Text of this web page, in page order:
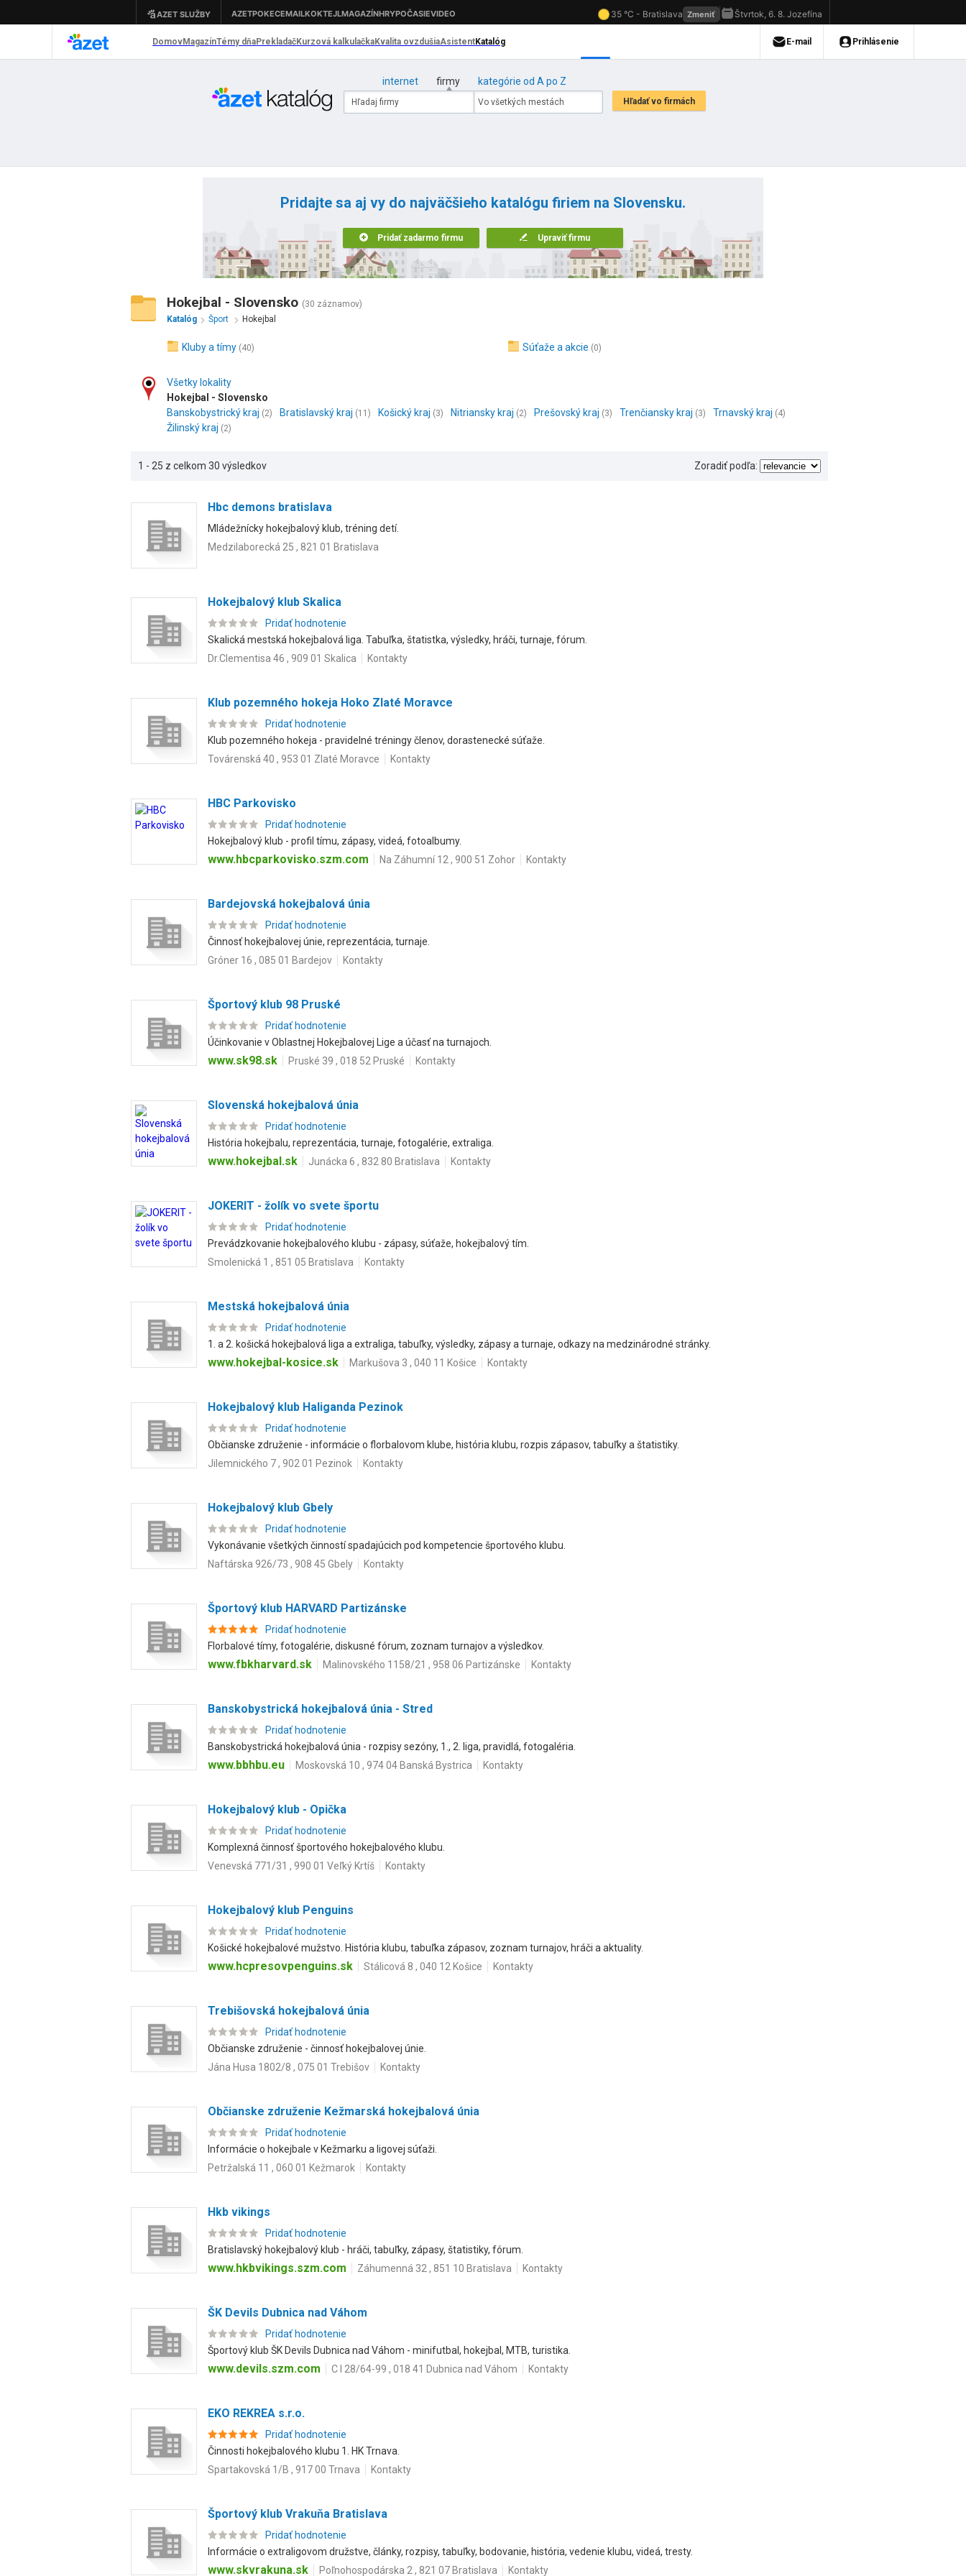
internet firmy kategórie od A po Z
Pridajte sa aj vy do najväčšieho katalógu firiem na Slovensku.
Pridať zadarmo firmu Upraviť firmu
Hokejbal - Slovensko (30 záznamov)
Katalóg
Šport Hokejbal
Kluby a tímy (40) Súťaže a akcie (0)
Všetky lokality
Hokejbal - Slovensko
Banskobystrický kraj (2) Bratislavský kraj (11) Košický kraj (3) Nitriansky kraj (2) Prešovský kraj (3) Trenčiansky kraj (3) Trnavský kraj (4)
Žilinský kraj (2)
1 - 25 z celkom 30 výsledkov Zoradiť podľa:
Hbc demons bratislava
Mládežnícky hokejbalový klub, tréning detí.
Medzilaborecká 25 , 821 01 Bratislava
Hokejbalový klub Skalica
Pridať hodnotenie
Skalická mestská hokejbalová liga. Tabuľka, štatistka, výsledky, hráči, turnaje, fórum.
Dr.Clementisa 46 , 909 01 Skalica
Kontakty
Klub pozemného hokeja Hoko Zlaté Moravce
Pridať hodnotenie
Klub pozemného hokeja - pravidelné tréningy členov, dorastenecké súťaže.
Továrenská 40 , 953 01 Zlaté Moravce
Kontakty
HBC Parkovisko
Pridať hodnotenie
Hokejbalový klub - profil tímu, zápasy, videá, fotoalbumy.
www.hbcparkovisko.szm.com Na Záhumní 12 , 900 51 Zohor Kontakty
Bardejovská hokejbalová únia
Pridať hodnotenie
Činnosť hokejbalovej únie, reprezentácia, turnaje.
Gróner 16 , 085 01 Bardejov
Kontakty
Športový klub 98 Pruské
Pridať hodnotenie
Účinkovanie v Oblastnej Hokejbalovej Lige a účasť na turnajoch.
www.sk98.sk Pruské 39 , 018 52 Pruské Kontakty
Slovenská hokejbalová únia
Pridať hodnotenie
História hokejbalu, reprezentácia, turnaje, fotogalérie, extraliga.
www.hokejbal.sk Junácka 6 , 832 80 Bratislava Kontakty
JOKERIT - žolík vo svete športu
Pridať hodnotenie
Prevádzkovanie hokejbalového klubu - zápasy, súťaže, hokejbalový tím.
Smolenická 1 , 851 05 Bratislava
Kontakty
Mestská hokejbalová únia
Pridať hodnotenie
1. a 2. košická hokejbalová liga a extraliga, tabuľky, výsledky, zápasy a turnaje, odkazy na medzinárodné stránky.
www.hokejbal-kosice.sk Markušova 3 , 040 11 Košice Kontakty
Hokejbalový klub Haliganda Pezinok
Pridať hodnotenie
Občianske združenie - informácie o florbalovom klube, história klubu, rozpis zápasov, tabuľky a štatistiky.
Jilemnického 7 , 902 01 Pezinok
Kontakty
Hokejbalový klub Gbely
Pridať hodnotenie
Vykonávanie všetkých činností spadajúcich pod kompetencie športového klubu.
Naftárska 926/73 , 908 45 Gbely
Kontakty
Športový klub HARVARD Partizánske
Pridať hodnotenie
Florbalové tímy, fotogalérie, diskusné fórum, zoznam turnajov a výsledkov.
www.fbkharvard.sk Malinovského 1158/21 , 958 06 Partizánske Kontakty
Banskobystrická hokejbalová únia - Stred
Pridať hodnotenie
Banskobystrická hokejbalová únia - rozpisy sezóny, 1., 2. liga, pravidlá, fotogaléria.
www.bbhbu.eu Moskovská 10 , 974 04 Banská Bystrica Kontakty
Hokejbalový klub - Opička
Pridať hodnotenie
Komplexná činnosť športového hokejbalového klubu.
Venevská 771/31 , 990 01 Veľký Krtíš
Kontakty
Hokejbalový klub Penguins
Pridať hodnotenie
Košické hokejbalové mužstvo. História klubu, tabuľka zápasov, zoznam turnajov, hráči a aktuality.
www.hcpresovpenguins.sk Stálicová 8 , 040 12 Košice Kontakty
Trebišovská hokejbalová únia
Pridať hodnotenie
Občianske združenie - činnosť hokejbalovej únie.
Jána Husa 1802/8 , 075 01 Trebišov
Kontakty
Občianske združenie Kežmarská hokejbalová únia
Pridať hodnotenie
Informácie o hokejbale v Kežmarku a ligovej súťaži.
Petržalská 11 , 060 01 Kežmarok
Kontakty
Hkb vikings
Pridať hodnotenie
Bratislavský hokejbalový klub - hráči, tabuľky, zápasy, štatistiky, fórum.
www.hkbvikings.szm.com Záhumenná 32 , 851 10 Bratislava Kontakty
ŠK Devils Dubnica nad Váhom
Pridať hodnotenie
Športový klub ŠK Devils Dubnica nad Váhom - minifutbal, hokejbal, MTB, turistika.
www.devils.szm.com C I 28/64-99 , 018 41 Dubnica nad Váhom Kontakty
EKO REKREA s.r.o.
Pridať hodnotenie
Činnosti hokejbalového klubu 1. HK Trnava.
Spartakovská 1/B , 917 00 Trnava
Kontakty
Športový klub Vrakuňa Bratislava
Pridať hodnotenie
Informácie o extraligovom družstve, články, rozpisy, tabuľky, bodovanie, história, vedenie klubu, videá, tresty.
www.skvrakuna.sk Poľnohospodárska 2 , 821 07 Bratislava Kontakty